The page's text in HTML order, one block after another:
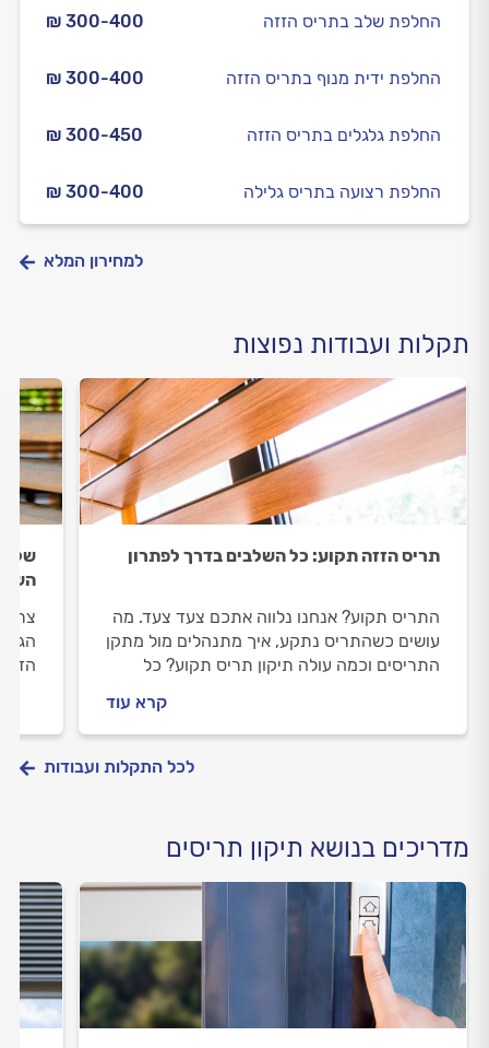
₪ 300-400 החלפת שלב בתריס הזזה
₪ 300-400 החלפת ידית מנוף בתריס הזזה
₪ 300-450 החלפת גלגלים בתריס הזזה
₪ 300-400 החלפת רצועה בתריס גלילה
למחירון המלא
תקלות ועבודות נפוצות
תריס הזזה תקוע: כל השלבים בדרך לפתרון
התריס תקוע? אנחנו נלווה אתכם צעד צעד. מה
עושים כשהתריס נתקע, איך מתנהלים מול מתקן
התריסים וכמה עולה תיקון תריס תקוע? כל
קרא עוד
לכל התקלות ועבודות
מדריכים בנושא תיקון תריסים